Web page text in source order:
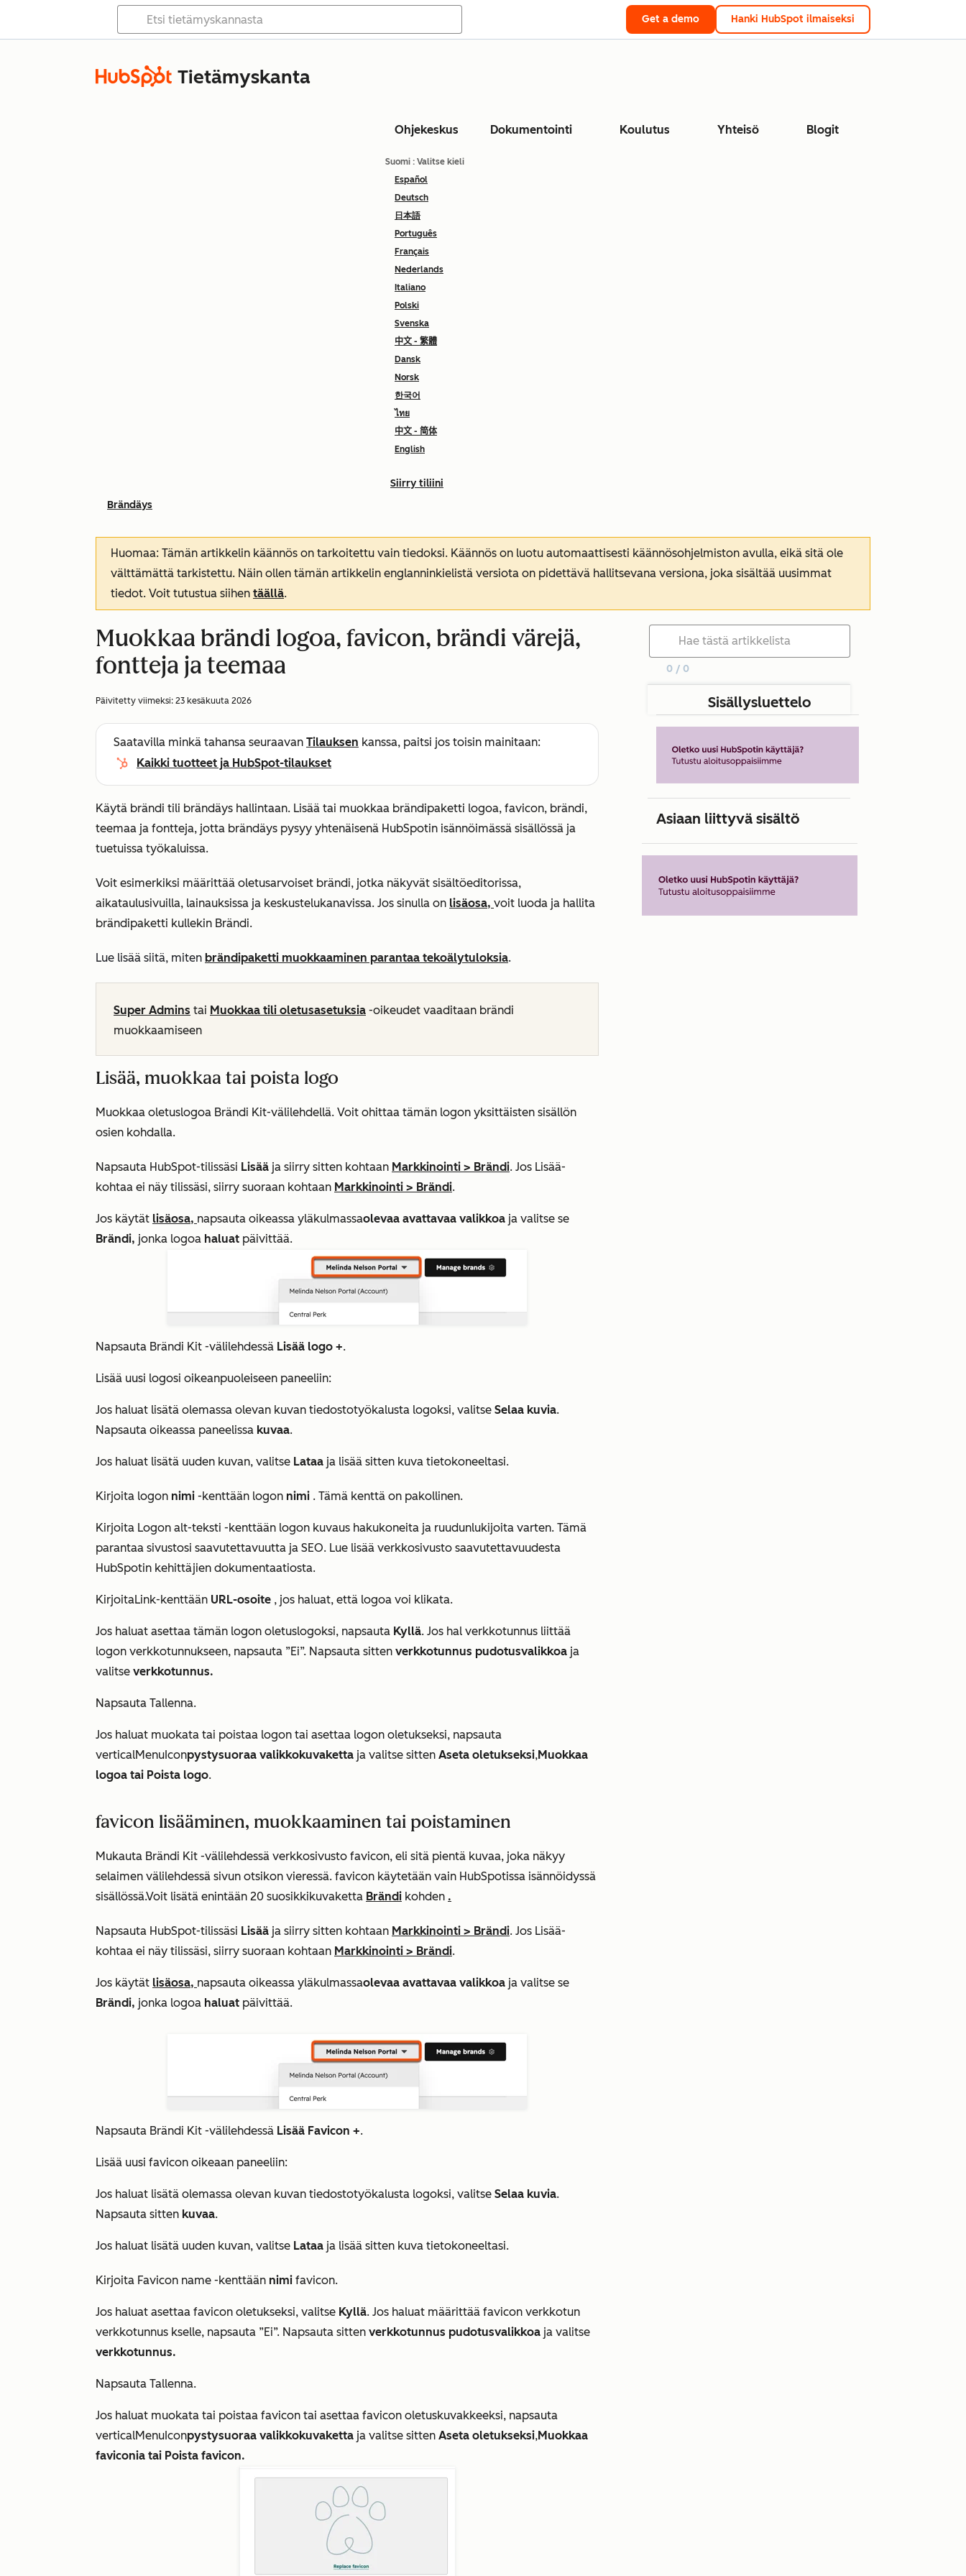
Get a demo Hanki HubSpot ilmaiseksi
Tietämyskanta
Ohjekeskus Dokumentointi Koulutus Yhteisö Blogit
Suomi : Valitse kieli
Español
Deutsch
日本語
Português
Français
Nederlands
Italiano
Polski
Svenska
中文 - 繁體
Dansk
Norsk
한국어
ไทย
中文 - 简体
English
Siirry tiliini
Brändäys
Huomaa: Tämän artikkelin käännös on tarkoitettu vain tiedoksi. Käännös on luotu automaattisesti käännösohjelmiston avulla, eikä sitä ole
välttämättä tarkistettu. Näin ollen tämän artikkelin englanninkielistä versiota on pidettävä hallitsevana versiona, joka sisältää uusimmat
tiedot. Voit tutustua siihen täällä.
Muokkaa brändi logoa, favicon, brändi värejä,
fontteja ja teemaa
Päivitetty viimeksi: 23 kesäkuuta 2026
Saatavilla minkä tahansa seuraavan Tilauksen kanssa, paitsi jos toisin mainitaan:
Kaikki tuotteet ja HubSpot-tilaukset
Käytä brändi tili brändäys hallintaan. Lisää tai muokkaa brändipaketti logoa, favicon, brändi,
teemaa ja fontteja, jotta brändäys pysyy yhtenäisenä HubSpotin isännöimässä sisällössä ja
tuetuissa työkaluissa.
Voit esimerkiksi määrittää oletusarvoiset brändi, jotka näkyvät sisältöeditorissa,
aikataulusivuilla, lainauksissa ja keskustelukanavissa. Jos sinulla on lisäosa, voit luoda ja hallita
brändipaketti kullekin Brändi.
Lue lisää siitä, miten brändipaketti muokkaaminen parantaa tekoälytuloksia.
Super Admins tai Muokkaa tili oletusasetuksia -oikeudet vaaditaan brändi
muokkaamiseen
Lisää, muokkaa tai poista logo
Muokkaa oletuslogoa Brändi Kit-välilehdellä. Voit ohittaa tämän logon yksittäisten sisällön
osien kohdalla.
Napsauta HubSpot-tilissäsi Lisää ja siirry sitten kohtaan Markkinointi > Brändi. Jos Lisää-
kohtaa ei näy tilissäsi, siirry suoraan kohtaan Markkinointi > Brändi.
Jos käytät lisäosa, napsauta oikeassa yläkulmassaolevaa avattavaa valikkoa ja valitse se
Brändi, jonka logoa haluat päivittää.
Napsauta Brändi Kit -välilehdessä Lisää logo +.
Lisää uusi logosi oikeanpuoleiseen paneeliin:
Jos haluat lisätä olemassa olevan kuvan tiedostotyökalusta logoksi, valitse Selaa kuvia.
Napsauta oikeassa paneelissa kuvaa.
Jos haluat lisätä uuden kuvan, valitse Lataa ja lisää sitten kuva tietokoneeltasi.
Kirjoita logon nimi -kenttään logon nimi . Tämä kenttä on pakollinen.
Kirjoita Logon alt-teksti -kenttään logon kuvaus hakukoneita ja ruudunlukijoita varten. Tämä
parantaa sivustosi saavutettavuutta ja SEO. Lue lisää verkkosivusto saavutettavuudesta
HubSpotin kehittäjien dokumentaatiosta.
KirjoitaLink-kenttään URL-osoite , jos haluat, että logoa voi klikata.
Jos haluat asettaa tämän logon oletuslogoksi, napsauta Kyllä. Jos hal verkkotunnus liittää
logon verkkotunnukseen, napsauta ”Ei”. Napsauta sitten verkkotunnus pudotusvalikkoa ja
valitse verkkotunnus.
Napsauta Tallenna.
Jos haluat muokata tai poistaa logon tai asettaa logon oletukseksi, napsauta
verticalMenuIconpystysuoraa valikkokuvaketta ja valitse sitten Aseta oletukseksi,Muokkaa
logoa tai Poista logo.
favicon lisääminen, muokkaaminen tai poistaminen
Mukauta Brändi Kit -välilehdessä verkkosivusto favicon, eli sitä pientä kuvaa, joka näkyy
selaimen välilehdessä sivun otsikon vieressä. favicon käytetään vain HubSpotissa isännöidyssä
sisällössä.Voit lisätä enintään 20 suosikkikuvaketta Brändi kohden .
Napsauta HubSpot-tilissäsi Lisää ja siirry sitten kohtaan Markkinointi > Brändi. Jos Lisää-
kohtaa ei näy tilissäsi, siirry suoraan kohtaan Markkinointi > Brändi.
Jos käytät lisäosa, napsauta oikeassa yläkulmassaolevaa avattavaa valikkoa ja valitse se
Brändi, jonka logoa haluat päivittää.
Napsauta Brändi Kit -välilehdessä Lisää Favicon +.
Lisää uusi favicon oikeaan paneeliin:
Jos haluat lisätä olemassa olevan kuvan tiedostotyökalusta logoksi, valitse Selaa kuvia.
Napsauta sitten kuvaa.
Jos haluat lisätä uuden kuvan, valitse Lataa ja lisää sitten kuva tietokoneeltasi.
Kirjoita Favicon name -kenttään nimi favicon.
Jos haluat asettaa favicon oletukseksi, valitse Kyllä. Jos haluat määrittää favicon verkkotun
verkkotunnus kselle, napsauta ”Ei”. Napsauta sitten verkkotunnus pudotusvalikkoa ja valitse
verkkotunnus.
Napsauta Tallenna.
Jos haluat muokata tai poistaa favicon tai asettaa favicon oletuskuvakkeeksi, napsauta
verticalMenuIconpystysuoraa valikkokuvaketta ja valitse sitten Aseta oletukseksi,Muokkaa
faviconia tai Poista favicon.
0 / 0
Sisällysluettelo
Asiaan liittyvä sisältö